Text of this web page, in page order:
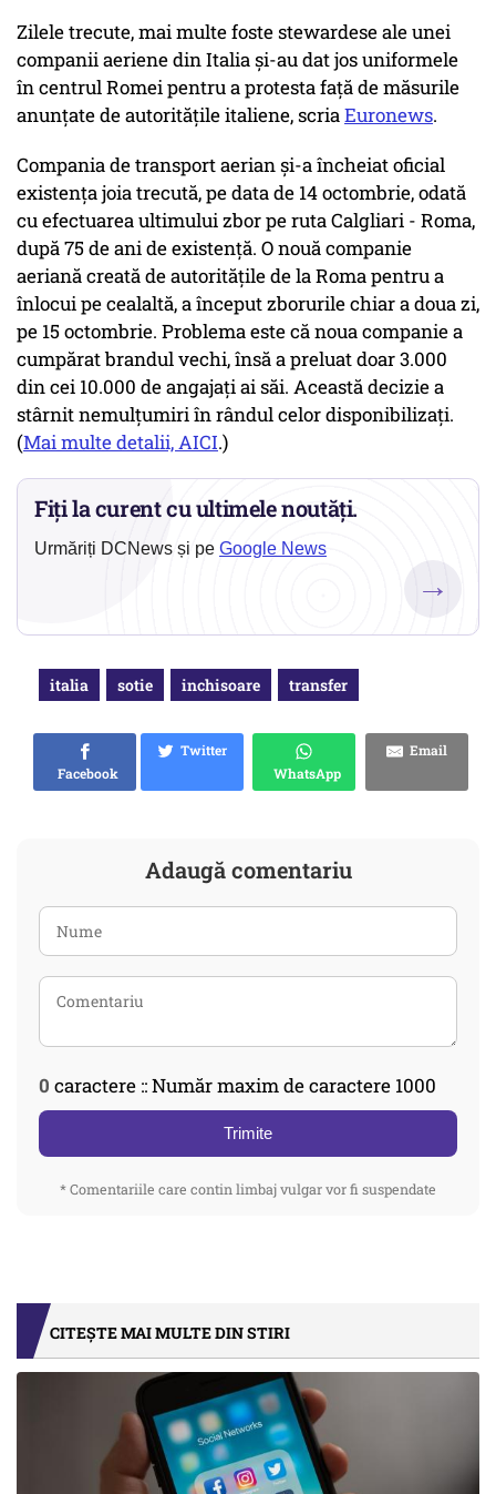
Zilele trecute, mai multe foste stewardese ale unei
companii aeriene din Italia și-au dat jos uniformele
în centrul Romei pentru a protesta față de măsurile
anunțate de autoritățile italiene, scriaEuronews.
Compania de transport aerian și-a încheiat oficial
existența joia trecută, pe data de 14 octombrie, odată
cu efectuarea ultimului zbor pe ruta Calgliari - Roma,
după 75 de ani de existență. O nouă companie
aeriană creată de autoritățile de la Roma pentru a
înlocui pe cealaltă, a început zborurile chiar a doua zi,
pe 15 octombrie. Problema este că noua companie a
cumpărat brandul vechi, însă a preluat doar 3.000
din cei 10.000 de angajați ai săi. Această decizie a
stârnit nemulțumiri în rândul celor disponibilizați.
(Mai multe detalii, AICI.)
Fiți la curent cu ultimele noutăți.
Urmăriți DCNews și pe Google News
→
italia sotie inchisoare transfer
Facebook
Twitter
WhatsApp
Email
Adaugă comentariu
0 caractere :: Număr maxim de caractere 1000
Trimite
* Comentariile care contin limbaj vulgar vor fi suspendate
CITEȘTE MAI MULTE DIN STIRI